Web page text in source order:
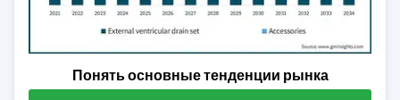
Понять основные тенденции рынка